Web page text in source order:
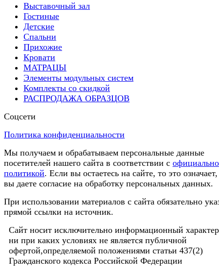
Выставочный зал
Гостиные
Детские
Спальни
Прихожие
Кровати
МАТРАЦЫ
Элементы модульных систем
Комплекты со скидкой
РАСПРОДАЖА ОБРАЗЦОВ
Соцсети
Политика конфиденциальности
Мы получаем и обрабатываем персональные данные
посетителей нашего сайта в соответствии с
политикой. Если вы остаетесь на сайте, то это
вы даете согласие на обработку персональных данных.
При использовании материалов с сайта обязательно
прямой ссылки на источник.
Сайт носит исключительно информационный
ни при каких условиях не является публичной
офертой,определяемой положениями статьи 437(2)
Гражданского кодекса Российской Федерации